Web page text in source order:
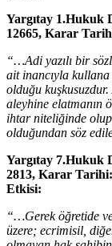
Yargıtay 1.Hukuk
12665, Karar
“…Adi yazılı bir
ait inancıyla
olduğu
aleyhine elatmanın
ihtar niteliğinde
olduğundan söz
Yargıtay 7.Hukuk
2813, Karar Tarihi:
Etkisi:
“…Gerek öğretide
üzere; ecrimisil,